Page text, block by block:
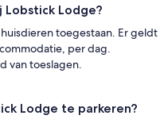
Lobstick Lodge?
toegestaan. Er geldt
per dag.
van toeslagen.
Lodge te parkeren?